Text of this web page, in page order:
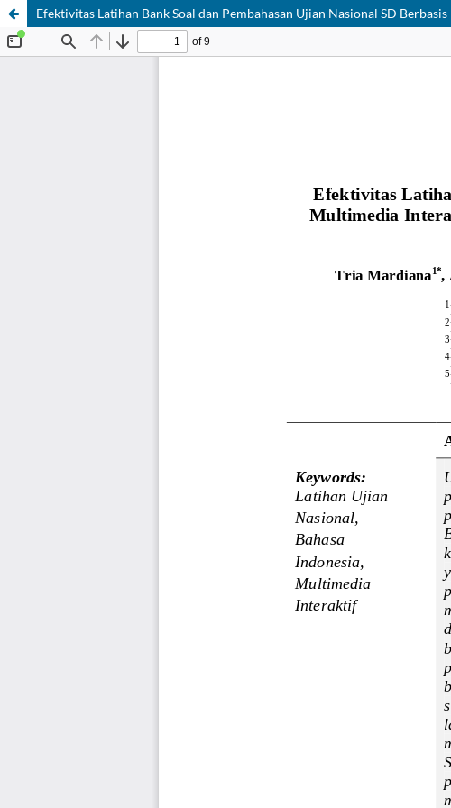
Efektivitas Latihan Bank Soal dan Pembahasan Ujian Nasional SD